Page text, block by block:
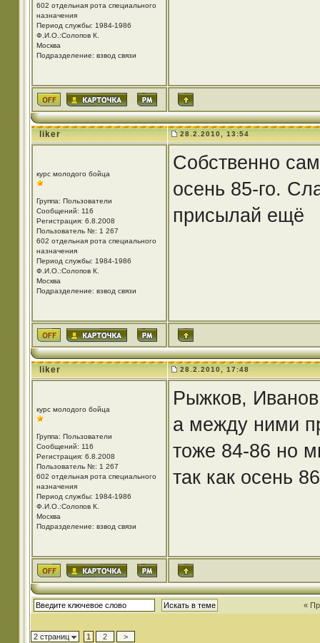
602 отдельная рота специального
назначения
Период службы: 1984-1986
Ф.И.О.:Солопов К.
Москва
Подразделение: взвод связи
liker 28.2.2010, 13:54
курс молодого бойца
Группа: Пользователи
Сообщений: 116
Регистрация: 6.8.2008
Пользователь №: 1 267
602 отдельная рота специального
назначения
Период службы: 1984-1986
Ф.И.О.:Солопов К.
Москва
Подразделение: взвод связи
Собственно
осень 85-го.
присылай ещё
liker 28.2.2010, 17:48
курс молодого бойца
Группа: Пользователи
Сообщений: 116
Регистрация: 6.8.2008
Пользователь №: 1 267
602 отдельная рота специального
назначения
Период службы: 1984-1986
Ф.И.О.:Солопов К.
Москва
Подразделение: взвод связи
Рыжков,
а между ними
тоже 84-86 но
так как осень
«
2 страниц 1 2 >